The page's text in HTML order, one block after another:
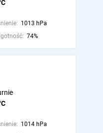
1013 hPa
74%
1014 hPa